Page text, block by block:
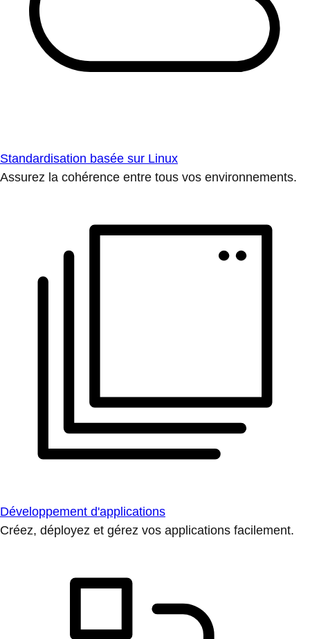
Standardisation basée sur Linux
Assurez la cohérence entre tous vos environnements.
Développement d'applications
Créez, déployez et gérez vos applications facilement.